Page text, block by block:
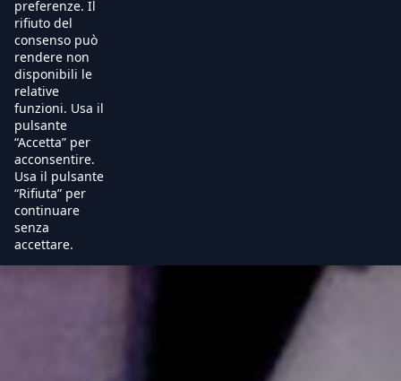
preferenze. Il
rifiuto del
consenso può
rendere non
disponibili le
relative
funzioni. Usa il
pulsante
“Accetta” per
acconsentire.
Usa il pulsante
“Rifiuta” per
continuare
senza
accettare.